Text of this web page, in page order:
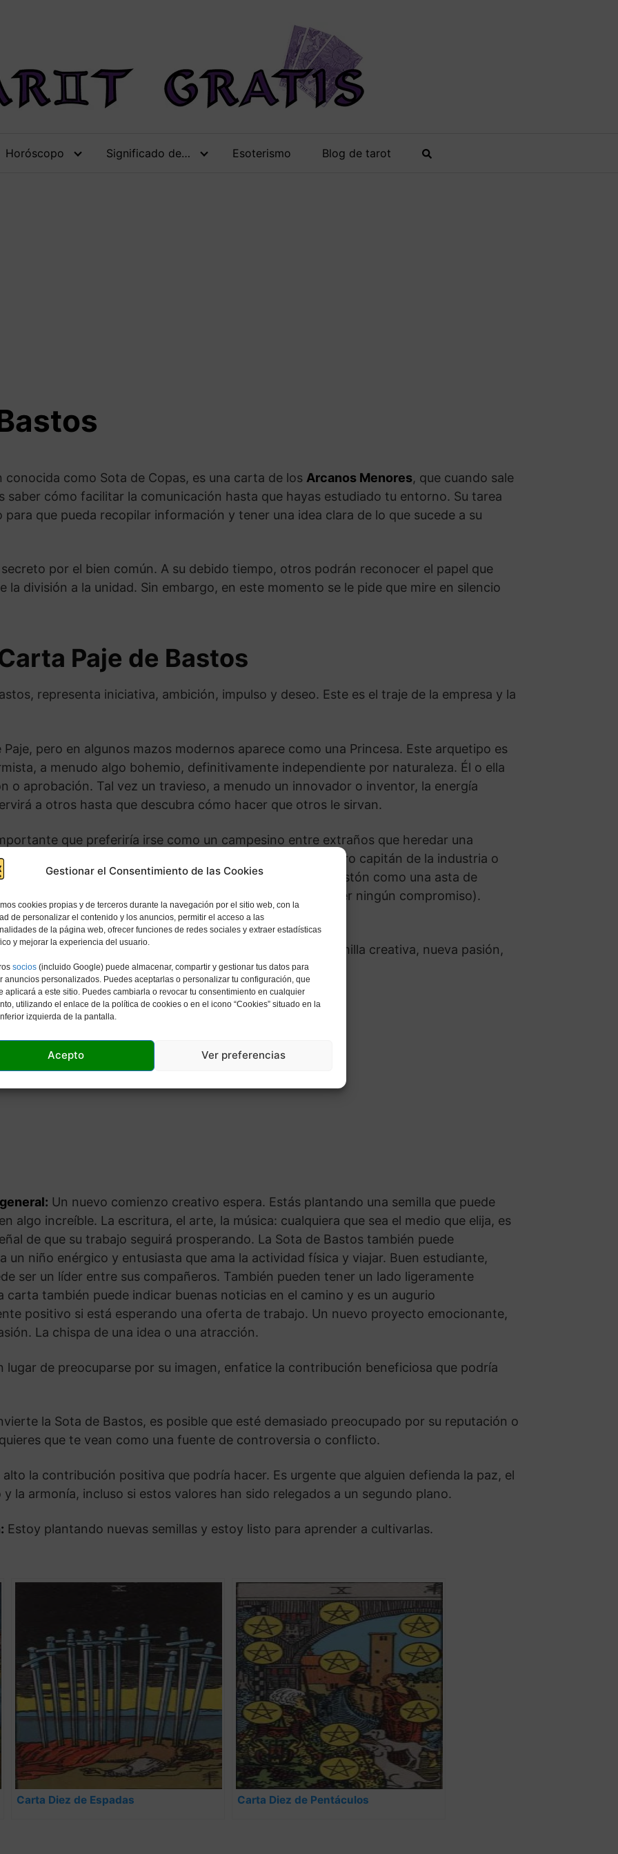
Gestionar el Consentimiento de las Cookies
cookies propias y de terceros durante la navegación por el sitio web, con la
de personalizar el contenido y los anuncios, permitir el acceso a las
de la página web, ofrecer funciones de redes sociales y extraer estadísticas
y mejorar la experiencia del usuario.
socios (incluido Google) puede almacenar, compartir y gestionar tus datos para
anuncios personalizados. Puedes aceptarlas o personalizar tu configuración, que
aplicará a este sitio. Puedes cambiarla o revocar tu consentimiento en cualquier
utilizando el enlace de la política de cookies o en el icono “Cookies” situado en la
izquierda de la pantalla.
Acepto Ver preferencias
Horóscopo Significado de… Esoterismo Blog de tarot
conocida como Sota de Copas, es una carta de los Arcanos Menores, que cuando sale
saber cómo facilitar la comunicación hasta que hayas estudiado tu entorno. Su tarea
que pueda recopilar información y tener una idea clara de lo que sucede a su
por el bien común. A su debido tiempo, otros podrán reconocer el papel que
la división a la unidad. Sin embargo, en este momento se le pide que mire en silencio
Paje de Bastos
representa iniciativa, ambición, impulso y deseo. Este es el traje de la empresa y la
pero en algunos mazos modernos aparece como una Princesa. Este arquetipo es
a menudo algo bohemio, definitivamente independiente por naturaleza. Él o ella
o aprobación. Tal vez un travieso, a menudo un innovador o inventor, la energía
a otros hasta que descubra cómo hacer que otros le sirvan.
que preferiría irse como un campesino entre extraños que heredar una
por esta apariencia humilde. Esta persona es un futuro capitán de la industria o
Estas personas a veces se ven plantando un bastón como una asta de
(donde pueden comenzar de nuevo sin tener que hacer ningún compromiso).
comodín.
nueva energía creativa, mensaje, juventud ardiente, semilla creativa, nueva pasión,
noticias emocionantes, rebelde, una chispa
Un nuevo comienzo creativo espera. Estás plantando una semilla que puede
algo increíble. La escritura, el arte, la música: cualquiera que sea el medio que elija, es
de que su trabajo seguirá prosperando. La Sota de Bastos también puede
un niño enérgico y entusiasta que ama la actividad física y viajar. Buen estudiante,
ser un líder entre sus compañeros. También pueden tener un lado ligeramente
carta también puede indicar buenas noticias en el camino y es un augurio
positivo si está esperando una oferta de trabajo. Un nuevo proyecto emocionante,
La chispa de una idea o una atracción.
lugar de preocuparse por su imagen, enfatice la contribución beneficiosa que podría
la Sota de Bastos, es posible que esté demasiado preocupado por su reputación o
que te vean como una fuente de controversia o conflicto.
alto la contribución positiva que podría hacer. Es urgente que alguien defienda la paz, el
la armonía, incluso si estos valores han sido relegados a un segundo plano.
Estoy plantando nuevas semillas y estoy listo para aprender a cultivarlas.
Carta Diez de Espadas Carta Diez de Pentáculos